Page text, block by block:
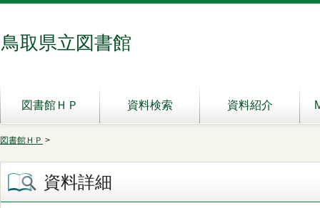
鳥取県立図書館
図書館ＨＰ 資料検索 資料紹介
図書館ＨＰ >
資料詳細